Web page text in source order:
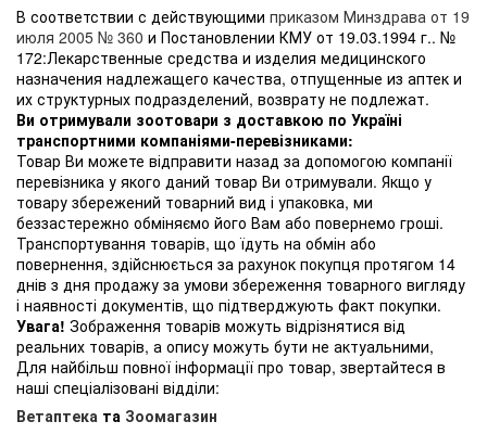
В соответствии с действующими приказом Минздрава от 19
июля 2005 № 360 и Постановлении КМУ от 19.03.1994 г.. №
172:Лекарственные средства и изделия медицинского
назначения надлежащего качества, отпущенные из аптек и
их структурных подразделений, возврату не подлежат.
Ви отримували зоотовари з доставкою по Україні
транспортними компаніями-перевізниками:
Товар Ви можете відправити назад за допомогою компанії
перевізника у якого даний товар Ви отримували. Якщо у
товару збережений товарний вид і упаковка, ми
беззастережно обміняємо його Вам або повернемо гроші.
Транспортування товарів, що їдуть на обмін або
повернення, здійснюється за рахунок покупця протягом 14
днів з дня продажу за умови збереження товарного вигляду
і наявності документів, що підтверджують факт покупки.
Увага! Зображення товарів можуть відрізнятися від
реальних товарів, а опису можуть бути не актуальними,
Для найбільш повної інформації про товар, звертайтеся в
наші спеціалізовані відділи:
Ветаптека та Зоомагазин